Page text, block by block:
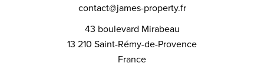
contact@james-property.fr
43 boulevard Mirabeau
13 210 Saint-Rémy-de-Provence
France